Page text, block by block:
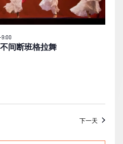
不间断班格拉舞
9:00
下一天